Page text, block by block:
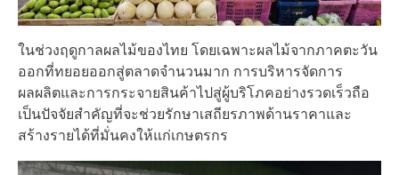
ในช่วงฤดูกาลผลไม้ของไทย โดยเฉพาะผลไม้จากภาคตะวัน
ออกที่ทยอยออกสู่ตลาดจำนวนมาก การบริหารจัดการ
ผลผลิตและการกระจายสินค้าไปสู่ผู้บริโภคอย่างรวดเร็วถือ
เป็นปัจจัยสำคัญที่จะช่วยรักษาเสถียรภาพด้านราคาและ
สร้างรายได้ที่มั่นคงให้แก่เกษตรกร